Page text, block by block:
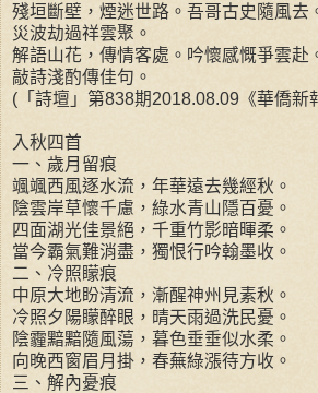
殘垣斷壁，煙迷世路。吾哥古史隨風去
災波劫過祥雲聚。
解語山花，傳情客處。吟懷感慨爭雲赴
敲詩淺酌傳佳句。
(「詩壇」第838期2018.08.09《華僑新
入秋四首
一、歲月留痕
颯颯西風逐水流，年華遠去幾經秋。
陰雲岸草懷千慮，綠水青山隱百憂。
四面湖光佳景絕，千重竹影暗暉柔。
當今霸氣難消盡，獨恨行吟翰墨收。
二、冷照矇痕
中原大地盼清流，漸醒神州見素秋。
冷照夕陽矇醉眼，晴天雨過洗民憂。
陰霾黯黯隨風蕩，暮色垂垂似水柔。
向晚西窗眉月掛，春蕪綠漲待方收。
三、解內憂痕